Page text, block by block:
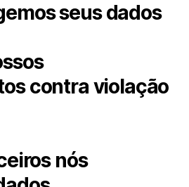
seus dados
contra violação
nós